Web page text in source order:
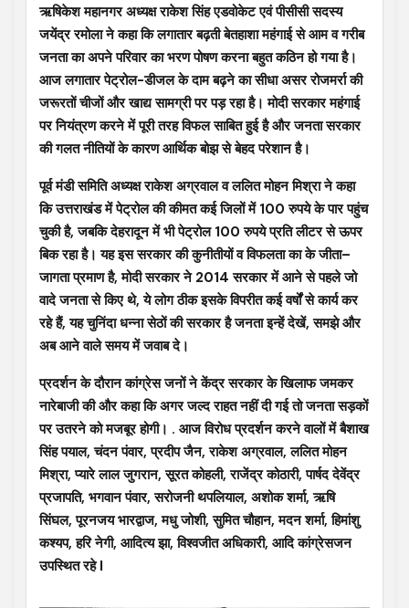
ऋषिकेश महानगर अध्यक्ष राकेश सिंह एडवोकेट एवं पीसीसी सदस्य
जयेंद्र रमोला ने कहा कि लगातार बढ़ती बेतहाशा महंगाई से आम व गरीब
जनता का अपने परिवार का भरण पोषण करना बहुत कठिन हो गया है।
आज लगातार पेट्रोल-डीजल के दाम बढ़ने का सीधा असर रोजमर्रा की
जरूरतों चीजों और खाद्य सामग्री पर पड़ रहा है। मोदी सरकार महंगाई
पर नियंत्रण करने में पूरी तरह विफल साबित हुई है और जनता सरकार
की गलत नीतियों के कारण आर्थिक बोझ से बेहद परेशान है।
पूर्व मंडी समिति अध्यक्ष राकेश अग्रवाल व ललित मोहन मिश्रा ने कहा
कि उत्तराखंड में पेट्रोल की कीमत कई जिलों में 100 रुपये के पार पहुंच
चुकी है, जबकि देहरादून में भी पेट्रोल 100 रुपये प्रति लीटर से ऊपर
बिक रहा है। यह इस सरकार की कुनीतीयों व विफलता का के जीता–
जागता प्रमाण है, मोदी सरकार ने 2014 सरकार में आने से पहले जो
वादे जनता से किए थे, ये लोग ठीक इसके विपरीत कई वर्षों से कार्य कर
रहे हैं, यह चुनिंदा धन्ना सेठों की सरकार है जनता इन्हें देखें, समझे और
अब आने वाले समय में जवाब दे।
प्रदर्शन के दौरान कांग्रेस जनों ने केंद्र सरकार के खिलाफ जमकर
नारेबाजी की और कहा कि अगर जल्द राहत नहीं दी गई तो जनता सड़कों
पर उतरने को मजबूर होगी। . आज विरोध प्रदर्शन करने वालों में बैशाख
सिंह पयाल, चंदन पंवार, प्रदीप जैन, राकेश अग्रवाल, ललित मोहन
मिश्रा, प्यारे लाल जुगरान, सूरत कोहली, राजेंद्र कोठारी, पार्षद देवेंद्र
प्रजापति, भगवान पंवार, सरोजनी थपलियाल, अशोक शर्मा, ऋषि
सिंघल, पूरनजय भारद्वाज, मधु जोशी, सुमित चौहान, मदन शर्मा, हिमांशु
कश्यप, हरि नेगी, आदित्य झा, विश्वजीत अधिकारी, आदि कांग्रेसजन
उपस्थित रहे l